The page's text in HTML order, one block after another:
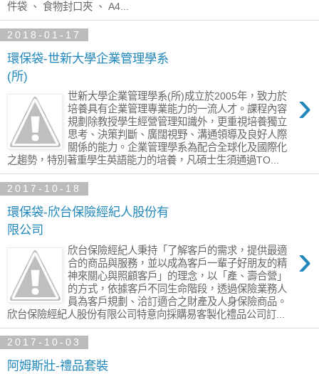
件袋 、 食物封口夾 、 A4...
2018-01-17
環保袋-世新大學企業管理學系
(所)
›
世新大學企業管理學系(所)成立於2005年，致力於
培養具有企業管理專業能力的一流人才。課程內容
規劃除教授學生經營管理知識外，更重視培養獨立
思考、決策判斷、廣闊視野、溝通領導及良好人際
關係的能力。企業管理學系為配合全球化及國際化
之趨勢，特別著重學生英語能力的培養，凡碩士生須通過TO...
2017-10-18
環保袋-欣台保險經紀人股份有
限公司
›
欣台保險經紀人秉持「了解客戶的需求，提供最適
合的商品與服務，並以成為客戶一輩子好朋友的精
神來關心與照顧客戶」的理念，以「產、壽合營」
的方式，依據客戶不同生命階段，透過保險業務人
員為客戶規劃、洽訂適合之財產及人身保險商品。
欣台保險經紀人股份有限公司特意向採購易客製化禮品公司訂...
2017-10-03
阿姆斯壯-禮品套裝